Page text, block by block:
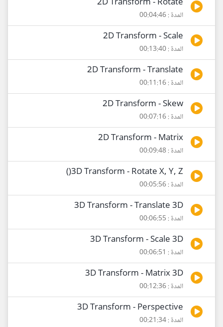
المدة : 00:04:46
2D Transform - Scale
المدة : 00:13:40
2D Transform - Translate
المدة : 00:11:16
2D Transform - Skew
المدة : 00:07:16
2D Transform - Matrix
المدة : 00:09:48
3D Transform - Rotate X, Y, Z()
المدة : 00:05:56
3D Transform - Translate 3D
المدة : 00:06:55
3D Transform - Scale 3D
المدة : 00:06:51
3D Transform - Matrix 3D
المدة : 00:12:36
3D Transform - Perspective
المدة : 00:21:34